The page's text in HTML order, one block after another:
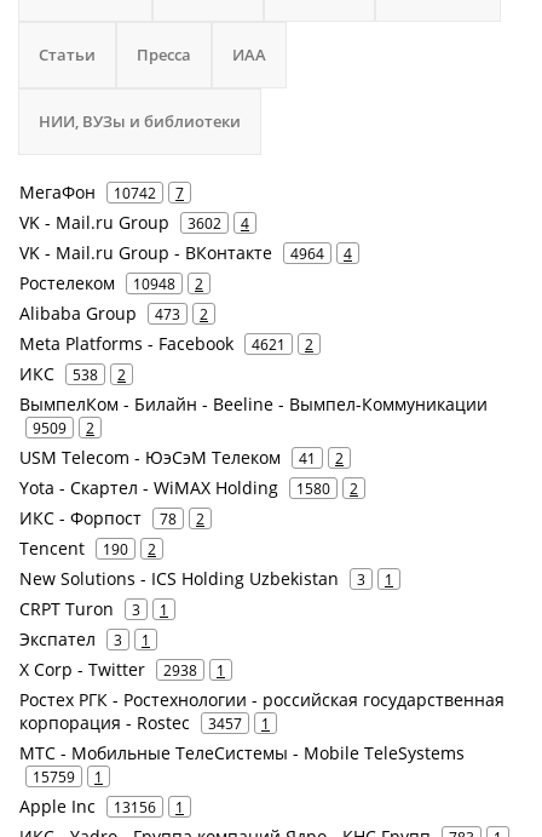
Статьи Пресса ИАА
НИИ, ВУЗы и библиотеки
МегаФон 10742 7
VK - Mail.ru Group 3602 4
VK - Mail.ru Group - ВКонтакте 4964 4
Ростелеком 10948 2
Alibaba Group 473 2
Meta Platforms - Facebook 4621 2
ИКС 538 2
ВымпелКом - Билайн - Beeline - Вымпел-Коммуникации
9509 2
USM Telecom - ЮэСэМ Телеком 41 2
Yota - Скартел - WiMAX Holding 1580 2
ИКС - Форпост 78 2
Tencent 190 2
New Solutions - ICS Holding Uzbekistan 3 1
CRPT Turon 3 1
Экспател 3 1
X Corp - Twitter 2938 1
Ростех РГК - Ростехнологии - российская государственная
корпорация - Rostec
3457 1
МТС - Мобильные ТелеСистемы - Mobile TeleSystems
15759 1
Apple Inc 13156 1